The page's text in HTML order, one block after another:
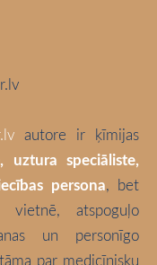
autore ir ķīmijas
uztura speciāliste,
persona, bet
atspoguļo
un personīgo
par medicīnisku